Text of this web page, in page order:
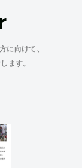
に向けて、
ます。